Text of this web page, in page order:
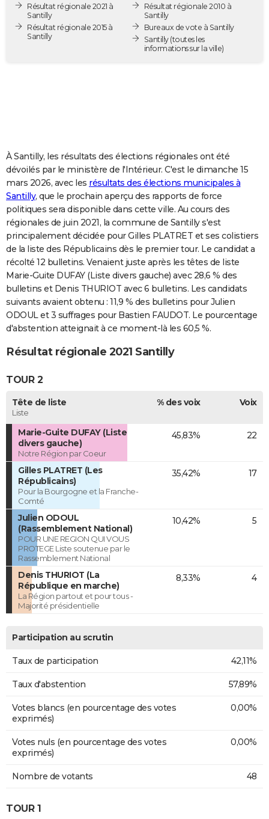
Destinations
City break
Voyage nature
Voyage de noces
Forum
PHOTO
GUIDES D'ACHAT
COPAINS D'AVANT
S'inscrire
Se connecter
Lycées
Collèges
Primaires
Universités
Entreprises
Service militaire
Avis de recherche
AVIS DE DÉCÈS
FORUM
Bricolage
Lifestyle
Culture
SportAuto
Television
Voyage
Cinema
Résultat régionale 2021 à
Santilly
Résultat régionale 2015 à
Santilly
Résultat régionale 2010 à
Santilly
Bureaux de vote à Santilly
Santilly(toutes les
informations sur la ville)
À Santilly, les résultats des élections régionales ont été
dévoilés par le ministère de l'Intérieur. C'est le dimanche 15
mars 2026, avec les résultats des élections municipales à
Santilly, que le prochain aperçu des rapports de force
politiques sera disponible dans cette ville. Au cours des
régionales de juin 2021, la commune de Santilly s'est
principalement décidée pour Gilles PLATRET et ses colistiers
de la liste des Républicains dès le premier tour. Le candidat a
récolté 12 bulletins. Venaient juste après les têtes de liste
Marie-Guite DUFAY (Liste divers gauche) avec 28,6 % des
bulletins et Denis THURIOT avec 6 bulletins. Les candidats
suivants avaient obtenu : 11,9 % des bulletins pour Julien
ODOUL et 3 suffrages pour Bastien FAUDOT. Le pourcentage
d'abstention atteignait à ce moment-là les 60,5 %.
Résultat régionale 2021 Santilly
TOUR 2
Tête de liste
Liste
% des voix Voix
Marie-Guite DUFAY (Liste
divers gauche)
Notre Région par Coeur
45,83% 22
Gilles PLATRET (Les
Républicains)
Pour la Bourgogne et la Franche-
Comté
35,42% 17
Julien ODOUL
(Rassemblement National)
POUR UNE REGION QUI VOUS
PROTEGE Liste soutenue par le
Rassemblement National
10,42% 5
Denis THURIOT (La
République en marche)
La Région partout et pour tous -
Majorité présidentielle
8,33% 4
Participation au scrutin
Taux de participation 42,11%
Taux d'abstention 57,89%
Votes blancs (en pourcentage des votes
exprimés)
0,00%
Votes nuls (en pourcentage des votes
exprimés)
0,00%
Nombre de votants 48
TOUR 1